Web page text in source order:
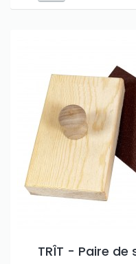
TRÎT - Paire de